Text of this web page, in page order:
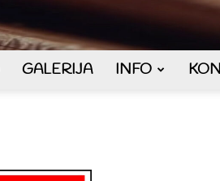
GALERIJA INFO